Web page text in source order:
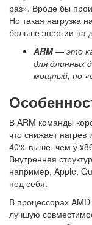
раз». Вроде бы
Но такая нагрузка
больше энергии на
ARM— это
для длинных
мощный, но
В ARM команды
что снижает
40% выше, чем у
Внутренняя
например, Apple,
под себя.
В процессорах
лучшую